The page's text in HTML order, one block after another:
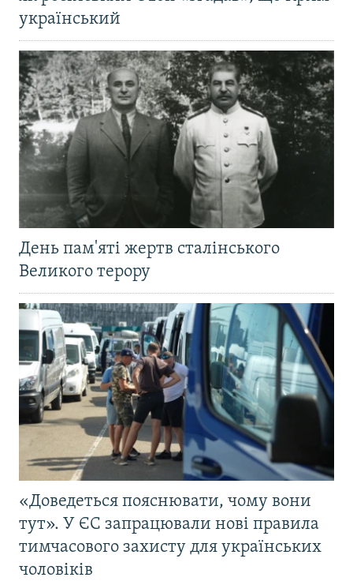
український
День пам'яті жертв сталінського
Великого терору
«Доведеться пояснювати, чому вони
тут». У ЄС запрацювали нові правила
тимчасового захисту для українських
чоловіків